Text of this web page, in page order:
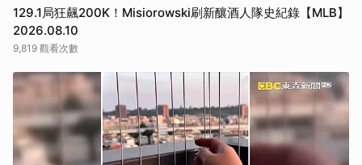
129.1局狂飆200K！Misiorowski刷新釀酒人隊史紀錄【MLB】
2026.08.10
9,819 觀看次數